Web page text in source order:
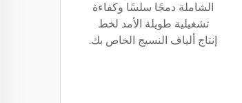
الشاملة دمجًا سلسًا وكفاءة
تشغيلية طويلة الأمد لخط
إنتاج ألياف النسيج الخاص بك.